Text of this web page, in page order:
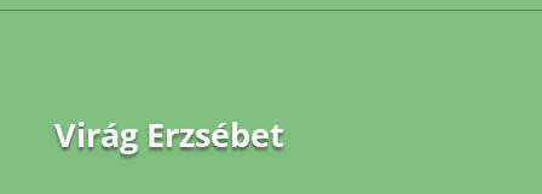
Virág Erzsébet